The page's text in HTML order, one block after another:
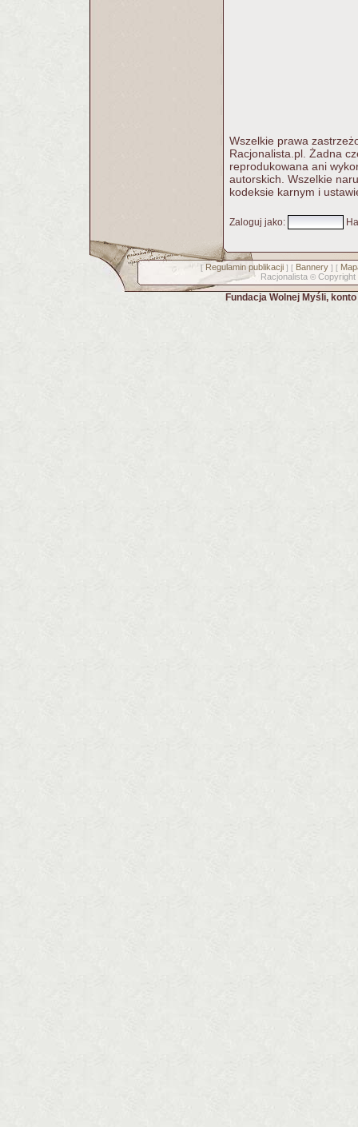
Wszelkie prawa
Racjonalista.pl. Żadna
reprodukowana ani
autorskich. Wszelkie
kodeksie karnym i
Zaloguj jako:
[ Regulamin publikacji] [ Bannery] [
Racjonalista © Copyright
Fundacja Wolnej Myśli,